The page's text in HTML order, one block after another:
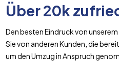
Über20k
Den besten Eindruck von
Sie von anderen Kunden, die
um den Umzug in Anspruch